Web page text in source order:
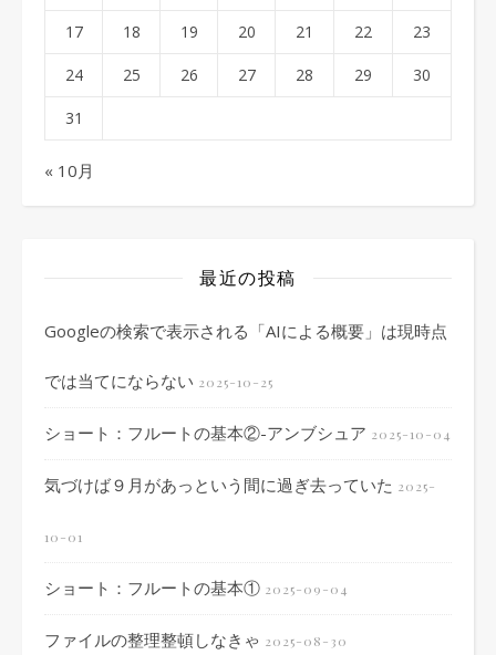
17 18 19 20 21 22 23
24 25 26 27 28 29 30
31
« 10月
最近の投稿
Googleの検索で表示される「AIによる概要」は現時点
では当てにならない 2025-10-25
ショート：フルートの基本②-アンブシュア 2025-10-04
気づけば９月があっという間に過ぎ去っていた 2025-
10-01
ショート：フルートの基本① 2025-09-04
ファイルの整理整頓しなきゃ 2025-08-30